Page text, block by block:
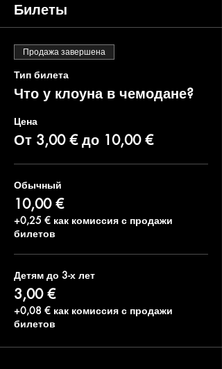
Билеты
Продажа завершена
Тип билета
Что у клоуна в чемодане?
Цена
От 3,00 € до 10,00 €
Обычный
10,00 €
+0,25 € как комиссия с продажи
билетов
Детям до 3-х лет
3,00 €
+0,08 € как комиссия с продажи
билетов